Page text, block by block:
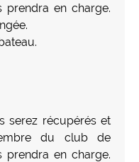
prendra en charge.
serez récupérés et
du club de
prendra en charge.